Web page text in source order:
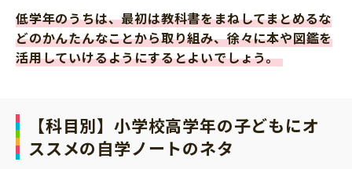
低学年のうちは、最初は教科書をまねしてまとめるな
どのかんたんなことから取り組み、徐々に本や図鑑を
活用していけるようにするとよいでしょう。
【科目別】小学校高学年の子どもにオ
ススメの自学ノートのネタ